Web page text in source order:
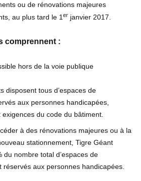
ou de rénovations majeures
au plus tard le 1 er janvier 2017.
comprennent :
hors de la voie publique
disposent tous d’espaces de
aux personnes handicapées,
du code du bâtiment.
à des rénovations majeures ou à la
stationnement, Tigre Géant
du nombre total d’espaces de
réservés aux personnes handicapées.